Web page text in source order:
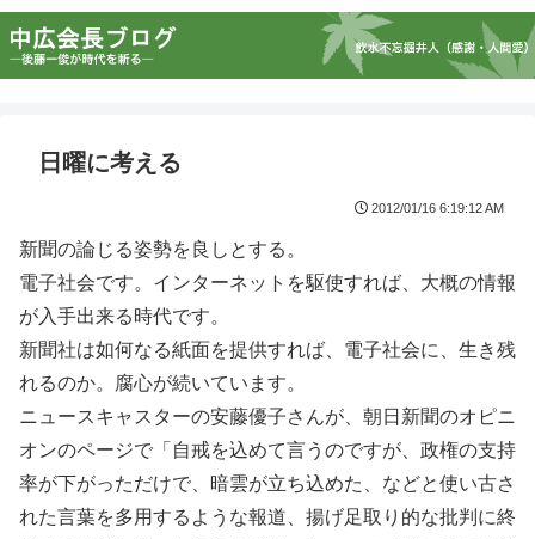
日曜に考える
2012/01/16 6:19:12 AM
新聞の論じる姿勢を良しとする。
電子社会です。インターネットを駆使すれば、大概の情報
が入手出来る時代です。
新聞社は如何なる紙面を提供すれば、電子社会に、生き残
れるのか。腐心が続いています。
ニュースキャスターの安藤優子さんが、朝日新聞のオピニ
オンのページで「自戒を込めて言うのですが、政権の支持
率が下がっただけで、暗雲が立ち込めた、などと使い古さ
れた言葉を多用するような報道、揚げ足取り的な批判に終